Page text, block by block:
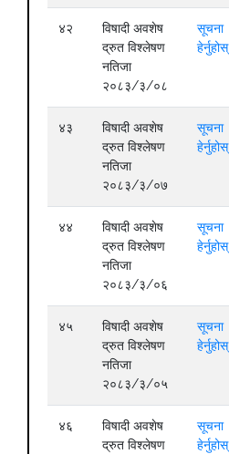
४२
विषादी अवशेष
द्रुत विश्लेषण
नतिजा
२०८३/३/०८
सूचना
हेर्नुहोस्
४३
विषादी अवशेष
द्रुत विश्लेषण
नतिजा
२०८३/३/०७
सूचना
हेर्नुहोस्
४४
विषादी अवशेष
द्रुत विश्लेषण
नतिजा
२०८३/३/०६
सूचना
हेर्नुहोस्
४५
विषादी अवशेष
द्रुत विश्लेषण
नतिजा
२०८३/३/०५
सूचना
हेर्नुहोस्
४६
विषादी अवशेष
द्रुत विश्लेषण
सूचना
हेर्नुहोस्